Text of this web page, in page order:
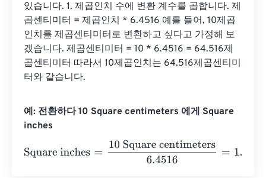
있습니다. 1. 제곱인치 수에 변환 계수를 곱합니다. 제
곱센티미터 = ​​제곱인치 * 6.4516 예를 들어, 10제곱
인치를 제곱센티미터로 변환하고 싶다고 가정해 보
겠습니다. 제곱센티미터 = ​​10 * 6.4516 = 64.516제
곱센티미터 따라서 10제곱인치는 64.516제곱센티미
터와 같습니다.
예: 전환하다 10 Square centimeters 에게 Square
inches
Square inches
10 Square centimeters6.4516